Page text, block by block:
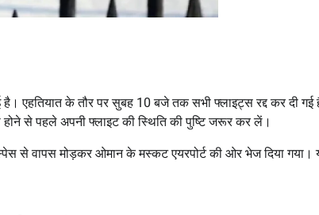
है। एहतियात के तौर पर सुबह 10 बजे तक सभी फ्लाइट्स रद्द कर दी गई
होने से पहले अपनी फ्लाइट की स्थिति की पुष्टि जरूर कर लें।
से वापस मोड़कर ओमान के मस्कट एयरपोर्ट की ओर भेज दिया गया।